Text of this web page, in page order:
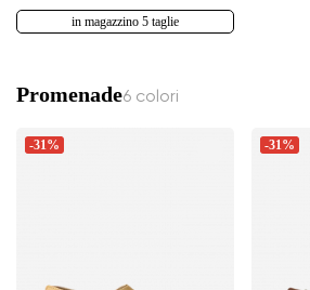
in magazzino 5 taglie
Promenade6 colori
-31% -31%